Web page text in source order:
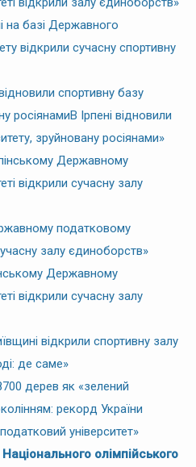
на базі Державного
відкрили сучасну спортивну
спортивну базу
росіянамиВ Ірпені відновили
зруйновану росіянами»
Державному
відкрили сучасну залу
податковому
залу єдиноборств»
Державному
відкрили сучасну залу
відкрили спортивну залу
де саме»
дерев як «зелений
рекорд України
університет»
олімпійського